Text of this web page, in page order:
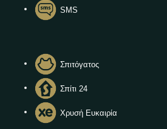
SMS
Σπιτόγατος
Σπίτι 24
Χρυσή Ευκαιρία